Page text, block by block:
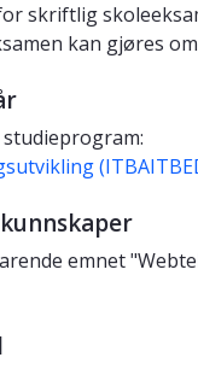
skriftlig
kan gjøres
emnet